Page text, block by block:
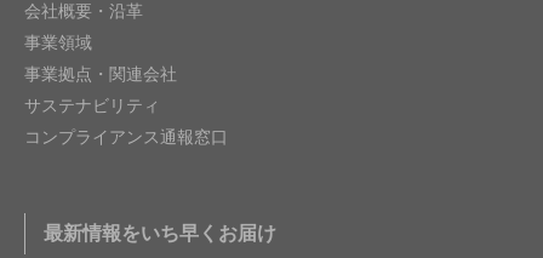
会社概要・沿革
事業領域
事業拠点・関連会社
サステナビリティ
コンプライアンス通報窓口
最新情報をいち早くお届け